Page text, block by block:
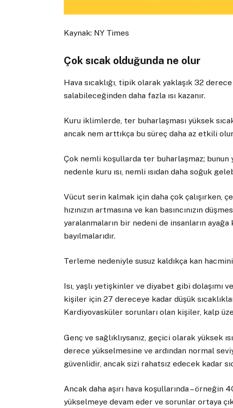
Kaynak: NY Times
Çok sıcak olduğunda ne olur
Hava sıcaklığı, tipik olarak yaklaşık 32
salabileceğinden daha fazla ısı kazanır.
Kuru iklimlerde, ter buharlaşması yüksek
ancak nem arttıkça bu süreç daha az etkili
Çok nemli koşullarda ter buharlaşmaz;
nedenle kuru ısı, nemli ısıdan daha soğuk
Vücut serin kalmak için daha çok çalışırken,
hızınızın artmasına ve kan basıncınızın
yaralanmaların bir nedeni de insanların
bayılmalarıdır.
Terleme nedeniyle susuz kaldıkça kan
Isı, yaşlı yetişkinler ve diyabet gibi
kişiler için 27 dereceye kadar düşük
Kardiyovasküler sorunları olan kişiler, kalp
Genç ve sağlıklıysanız, geçici olarak yüksek
derece yükselmesine ve ardından normal
güvenlidir, ancak sizi rahatsız edecek kadar
Ancak daha aşırı hava koşullarında – örneğin
yükselmeye devam eder ve sorunlar ortaya